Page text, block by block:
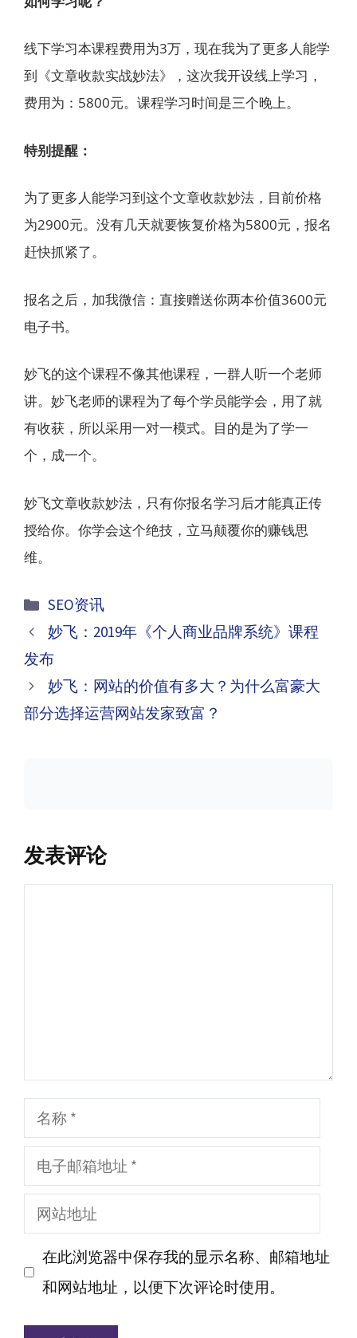
线下学习本课程费用为3万，现在我为了更多人能学
到《文章收款实战妙法》，这次我开设线上学习，
费用为：5800元。课程学习时间是三个晚上。
特别提醒：
为了更多人能学习到这个文章收款妙法，目前价格
为2900元。没有几天就要恢复价格为5800元，报名
赶快抓紧了。
报名之后，加我微信：直接赠送你两本价值3600元
电子书。
妙飞的这个课程不像其他课程，一群人听一个老师
讲。妙飞老师的课程为了每个学员能学会，用了就
有收获，所以采用一对一模式。目的是为了学一
个，成一个。
妙飞文章收款妙法，只有你报名学习后才能真正传
授给你。你学会这个绝技，立马颠覆你的赚钱思
维。
分
类
SEO资讯
文
章
航
妙飞：2019年《个人商业品牌系统》课程
发布
妙飞：网站的价值有多大？为什么富豪大
部分选择运营网站发家致富？
发表评论
称
电
子
邮
地
网
站
地
在此浏览器中保存我的显示名称、邮箱地址
和网站地址，以便下次评论时使用。